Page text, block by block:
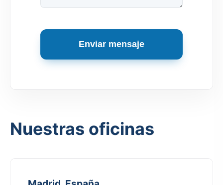
Enviar mensaje
Nuestras oficinas